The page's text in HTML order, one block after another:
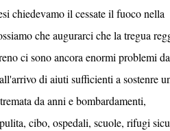
chiedevamo il cessate il fuoco nella
che augurarci che la tregua
ci sono ancora enormi problemi da
di aiuti sufficienti a sostenre
da anni e bombardamenti,
cibo, ospedali, scuole, rifugi